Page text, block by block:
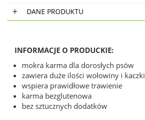
DANE PRODUKTU
INFORMACJE O PRODUCKIE:
mokra karma dla dorosłych psów
zawiera duże ilości wołowiny i kaczki
wspiera prawidłowe trawienie
karma bezglutenowa
bez sztucznych dodatków